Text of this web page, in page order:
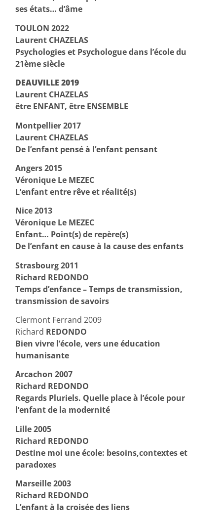
ses états… d’âme
TOULON 2022
Laurent CHAZELAS
Psychologies et Psychologue dans l’école du
21ème siècle
DEAUVILLE 2019
Laurent CHAZELAS
être ENFANT, être ENSEMBLE
Montpellier 2017
Laurent CHAZELAS
De l’enfant pensé à l’enfant pensant
Angers 2015
Véronique Le MEZEC
L’enfant entre rêve et réalité(s)
Nice 2013
Véronique Le MEZEC
Enfant… Point(s) de repère(s)
De l’enfant en cause à la cause des enfants
Strasbourg 2011
Richard REDONDO
Temps d’enfance – Temps de transmission,
transmission de savoirs
Clermont Ferrand 2009
Richard REDONDO
Bien vivre l’école, vers une éducation
humanisante
Arcachon 2007
Richard REDONDO
Regards Pluriels. Quelle place à l’école pour
l’enfant de la modernité
Lille 2005
Richard REDONDO
Destine moi une école: besoins,contextes et
paradoxes
Marseille 2003
Richard REDONDO
L’enfant à la croisée des liens